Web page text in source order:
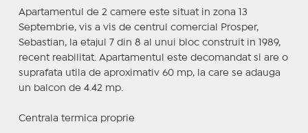
Apartamentul de 2 camere este situat in zona 13
Septembrie, vis a vis de centrul comercial Prosper,
Sebastian, la etajul 7 din 8 al unui bloc construit in 1989,
recent reabilitat. Apartamentul este decomandat si are o
suprafata utila de aproximativ 60 mp, la care se adauga
un balcon de 4.42 mp.
Centrala termica proprie